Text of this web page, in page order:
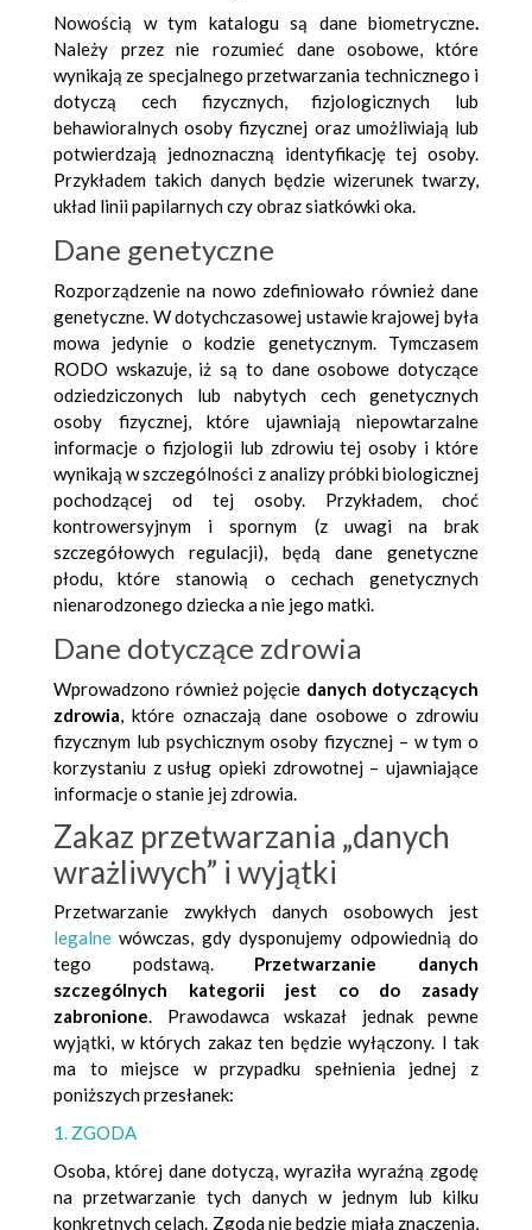
Nowością w tym katalogu są dane biometryczne.
Należy przez nie rozumieć dane osobowe, które
wynikają ze specjalnego przetwarzania technicznego i
dotyczą cech fizycznych, fizjologicznych lub
behawioralnych osoby fizycznej oraz umożliwiają lub
potwierdzają jednoznaczną identyfikację tej osoby.
Przykładem takich danych będzie wizerunek twarzy,
układ linii papilarnych czy obraz siatkówki oka.
Dane genetyczne
Rozporządzenie na nowo zdefiniowało również dane
genetyczne. W dotychczasowej ustawie krajowej była
mowa jedynie o kodzie genetycznym. Tymczasem
RODO wskazuje, iż są to dane osobowe dotyczące
odziedziczonych lub nabytych cech genetycznych
osoby fizycznej, które ujawniają niepowtarzalne
informacje o fizjologii lub zdrowiu tej osoby i które
wynikają w szczególności z analizy próbki biologicznej
pochodzącej od tej osoby. Przykładem, choć
kontrowersyjnym i spornym (z uwagi na brak
szczegółowych regulacji), będą dane genetyczne
płodu, które stanowią o cechach genetycznych
nienarodzonego dziecka a nie jego matki.
Dane dotyczące zdrowia
Wprowadzono również pojęcie danych dotyczących
zdrowia, które oznaczają dane osobowe o zdrowiu
fizycznym lub psychicznym osoby fizycznej – w tym o
korzystaniu z usług opieki zdrowotnej – ujawniające
informacje o stanie jej zdrowia.
Zakaz przetwarzania „danych
wrażliwych” i wyjątki
Przetwarzanie zwykłych danych osobowych jest
legalne wówczas, gdy dysponujemy odpowiednią do
tego podstawą. Przetwarzanie danych
szczególnych kategorii jest co do zasady
zabronione. Prawodawca wskazał jednak pewne
wyjątki, w których zakaz ten będzie wyłączony. I tak
ma to miejsce w przypadku spełnienia jednej z
poniższych przesłanek:
1. ZGODA
Osoba, której dane dotyczą, wyraziła wyraźną zgodę
na przetwarzanie tych danych w jednym lub kilku
konkretnych celach. Zgoda nie będzie miała znaczenia,